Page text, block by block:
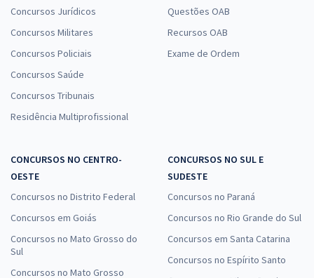
Concursos Jurídicos
Concursos Militares
Concursos Policiais
Concursos Saúde
Concursos Tribunais
Residência Multiprofissional
Questões OAB
Recursos OAB
Exame de Ordem
CONCURSOS NO CENTRO-
OESTE
Concursos no Distrito Federal
Concursos em Goiás
Concursos no Mato Grosso do
Sul
Concursos no Mato Grosso
CONCURSOS NO SUL E
SUDESTE
Concursos no Paraná
Concursos no Rio Grande do Sul
Concursos em Santa Catarina
Concursos no Espírito Santo